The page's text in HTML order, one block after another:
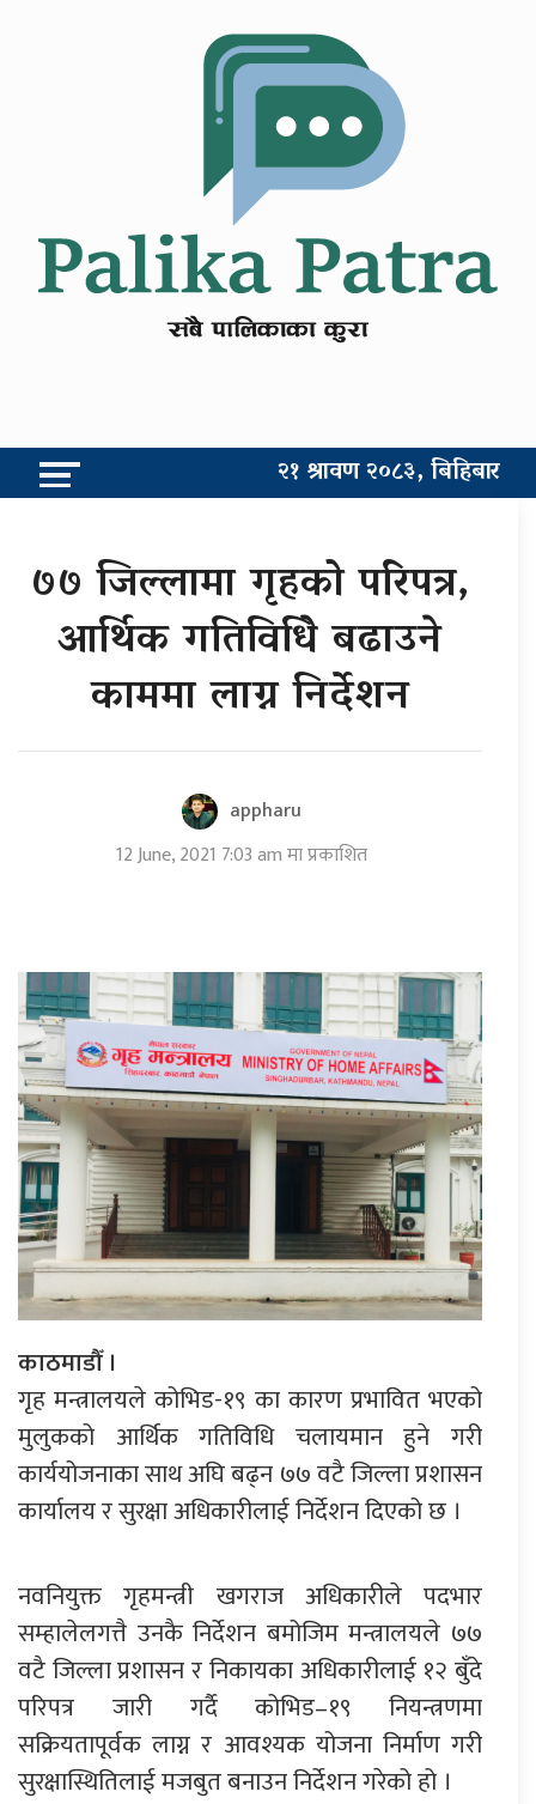
२१ श्रावण २०८३, बिहिबार
७७ जिल्लामा गृहको परिपत्र,
आर्थिक गतिविधिे बढाउने
काममा लाग्न निर्देशन
appharu
12 June, 2021 7:03 am मा प्रकाशित
काठमाडौँ ।
गृह मन्त्रालयले कोभिड-१९ का कारण प्रभावित भएको
मुलुकको आर्थिक गतिविधि चलायमान हुने गरी
कार्ययोजनाका साथ अघि बढ्न ७७ वटै जिल्ला प्रशासन
कार्यालय र सुरक्षा अधिकारीलाई निर्देशन दिएको छ ।
नवनियुक्त गृहमन्त्री खगराज अधिकारीले पदभार
सम्हालेलगत्तै उनकै निर्देशन बमोजिम मन्त्रालयले ७७
वटै जिल्ला प्रशासन र निकायका अधिकारीलाई १२ बुँदे
परिपत्र जारी गर्दै कोभिड–१९ नियन्त्रणमा
सक्रियतापूर्वक लाग्न र आवश्यक योजना निर्माण गरी
सुरक्षास्थितिलाई मजबुत बनाउन निर्देशन गरेको हो ।